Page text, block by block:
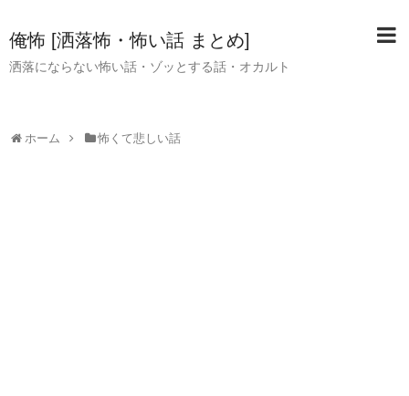
俺怖 [洒落怖・怖い話 まとめ]
洒落にならない怖い話・ゾッとする話・オカルト
ホーム 怖くて悲しい話